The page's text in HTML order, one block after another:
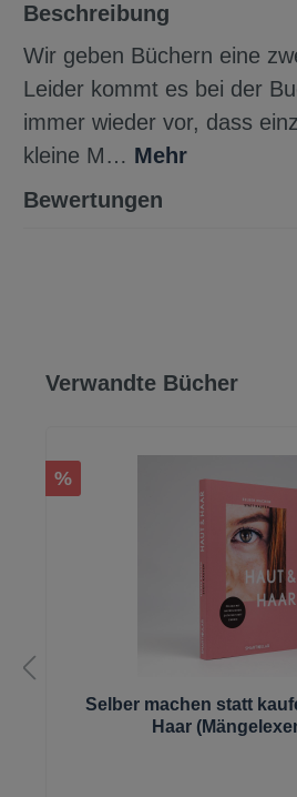
Beschreibung
Wir geben Büchern eine
Leider kommt es bei der
immer wieder vor, dass
kleine M… Mehr
Bewertungen
Produktgalerie überspringen
Verwandte Bücher
%
Selber machen statt
Haar